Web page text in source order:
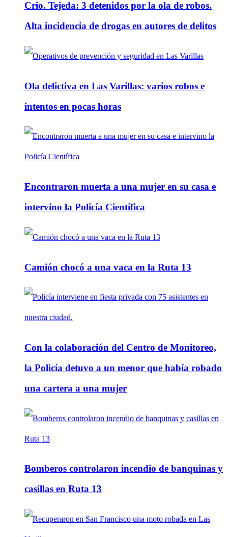
Crio. Tejeda: 3 detenidos por la ola de robos.
Alta incidencia de drogas en autores de delitos
Ola delictiva en Las Varillas: varios robos e
intentos en pocas horas
Encontraron muerta a una mujer en su casa e
intervino la Policía Científica
Camión chocó a una vaca en la Ruta 13
Con la colaboración del Centro de Monitoreo,
la Policía detuvo a un menor que había robado
una cartera a una mujer
Bomberos controlaron incendio de banquinas y
casillas en Ruta 13